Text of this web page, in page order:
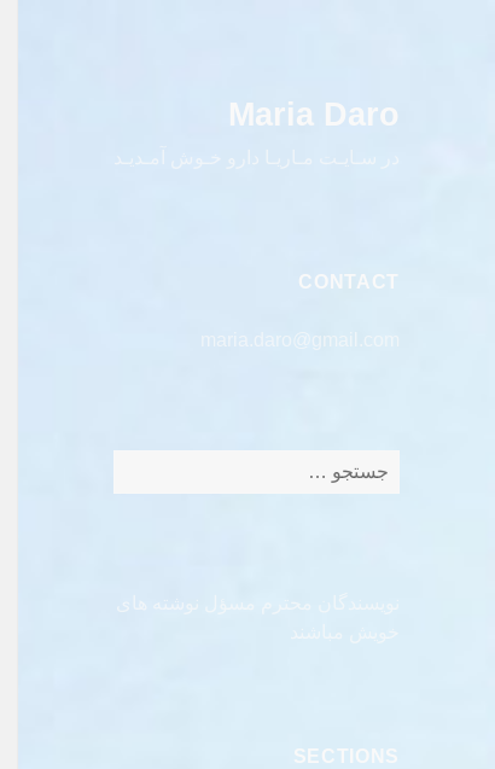
Maria Daro
در سـایـت مـاریـا دارو خـوش آمـدیـد
CONTACT
برای:
نویسندگان محترم مسؤل نوشته های
SECTIONS